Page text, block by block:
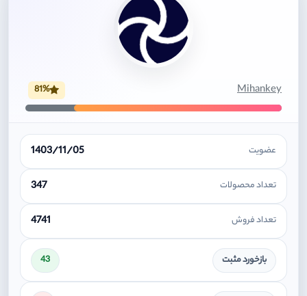
Mihankey
81%
عضویت 1403/11/05
تعداد محصولات 347
تعداد فروش 4741
بازخورد مثبت 43